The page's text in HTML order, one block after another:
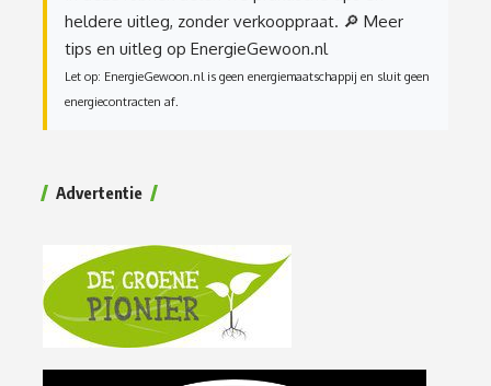
heldere uitleg, zonder verkooppraat. 🔎 Meer
tips en uitleg op EnergieGewoon.nl
Let op: EnergieGewoon.nl is geen energiemaatschappij en sluit geen
energiecontracten af.
Advertentie